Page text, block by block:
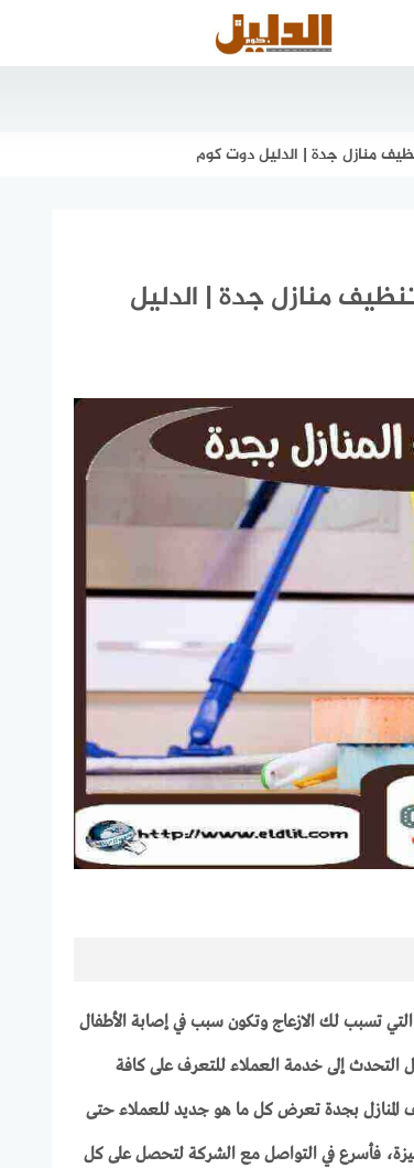
المنازل بجدة #17 شركة تنظيف منازل جدة | الدليل
التي تسبب لك الازعاج وتكون سبب في إصابة الأطفال
التحدث إلى خدمة العملاء للتعرف على كافة
المنازل بجدة تعرض كل ما هو جديد للعملاء حتى
فأسرع في التواصل مع الشركة لتحصل على كل